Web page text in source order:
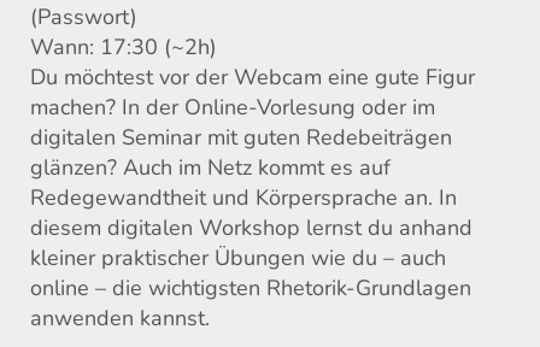
(Passwort)
Wann: 17:30 (~2h)
Du möchtest vor der Webcam eine gute Figur
machen? In der Online-Vorlesung oder im
digitalen Seminar mit guten Redebeiträgen
glänzen? Auch im Netz kommt es auf
Redegewandtheit und Körpersprache an. In
diesem digitalen Workshop lernst du anhand
kleiner praktischer Übungen wie du – auch
online – die wichtigsten Rhetorik-Grundlagen
anwenden kannst.